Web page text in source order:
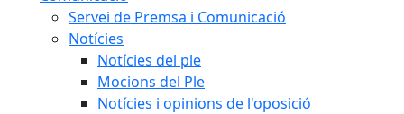
Servei de Premsa i Comunicació
Notícies
Notícies del ple
Mocions del Ple
Notícies i opinions de l'oposició